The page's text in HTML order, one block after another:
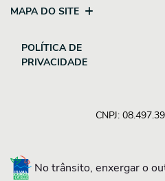
MAPA DO SITE
POLÍTICA DE
PRIVACIDADE
CNPJ:
No trânsito, enxergar o